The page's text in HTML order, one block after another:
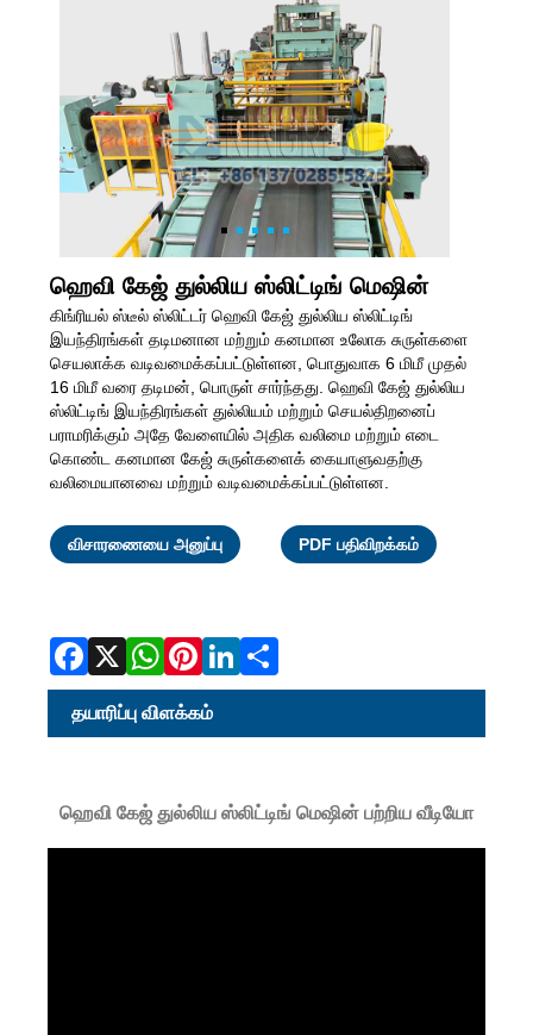
ஹெவி கேஜ் துல்லிய ஸ்லிட்டிங் மெஷின்
கிங்ரியல் ஸ்டீல் ஸ்லிட்டர் ஹெவி கேஜ் துல்லிய ஸ்லிட்டிங்
இயந்திரங்கள் தடிமனான மற்றும் கனமான உலோக சுருள்களை
செயலாக்க வடிவமைக்கப்பட்டுள்ளன, பொதுவாக 6 மிமீ முதல்
16 மிமீ வரை தடிமன், பொருள் சார்ந்தது. ஹெவி கேஜ் துல்லிய
ஸ்லிட்டிங் இயந்திரங்கள் துல்லியம் மற்றும் செயல்திறனைப்
பராமரிக்கும் அதே வேளையில் அதிக வலிமை மற்றும் எடை
கொண்ட கனமான கேஜ் சுருள்களைக் கையாளுவதற்கு
வலிமையானவை மற்றும் வடிவமைக்கப்பட்டுள்ளன.
விசாரணையை அனுப்பு PDF பதிவிறக்கம்
தயாரிப்பு விளக்கம்
ஹெவி கேஜ் துல்லிய ஸ்லிட்டிங் மெஷின் பற்றிய வீடியோ